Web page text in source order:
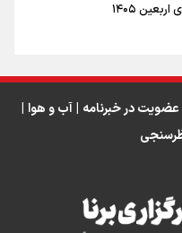
عضویت در خبرنامه | آب و هوا |